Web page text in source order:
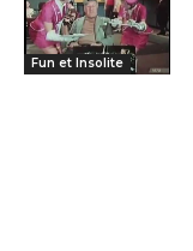
Fun et Insolite